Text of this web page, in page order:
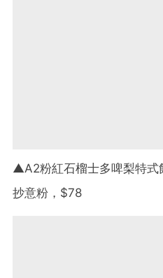
▲A2粉紅石榴士多啤梨特式
抄意粉，$78